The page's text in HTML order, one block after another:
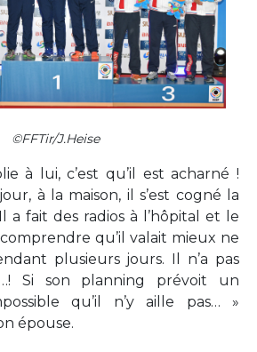
©FFTir/J.Heise
à lui, c’est qu’il est acharné !
à la maison, il s’est cogné la
fait des radios à l’hôpital et le
qu’il valait mieux ne
plusieurs jours. Il n’a pas
Si son planning prévoit un
qu’il n’y aille pas… »
épouse.